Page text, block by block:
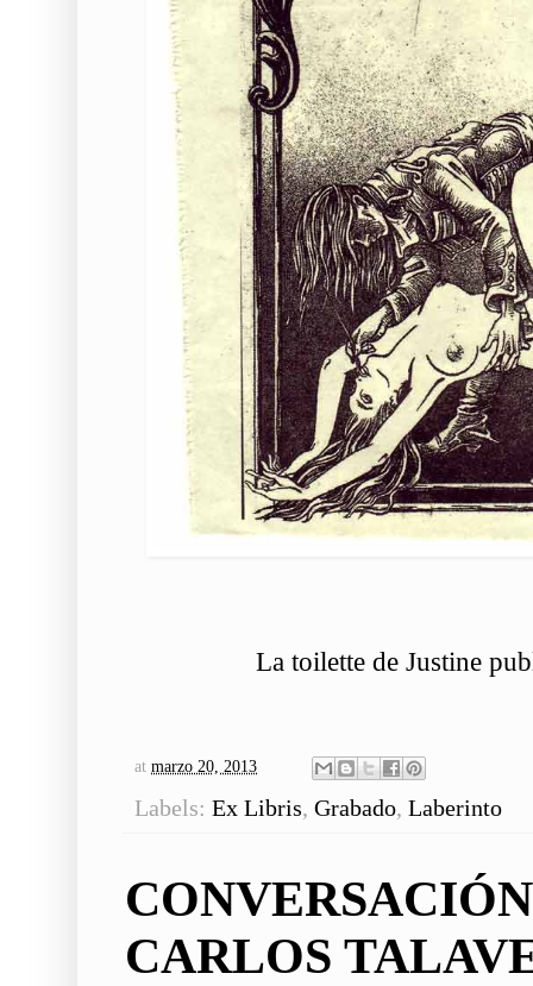
La toilette de Justine
at marzo 20, 2013
Labels: Ex Libris, Grabado, Laberinto
CARLOS